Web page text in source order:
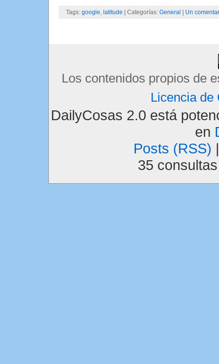
Tags: google, latitude | Categorías: General Un
Los contenidos propios de
Licencia de
DailyCosas 2.0 está
en
Posts (RSS)
35